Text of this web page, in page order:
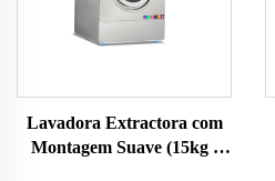
Lavadora Extractora com
Montagem Suave (15kg ,